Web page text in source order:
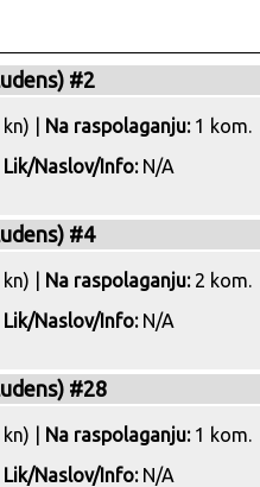
#2
| Na raspolaganju:1 kom.
Lik/Naslov/Info:N/A
#4
| Na raspolaganju:2 kom.
Lik/Naslov/Info:N/A
#28
| Na raspolaganju:1 kom.
Lik/Naslov/Info:N/A